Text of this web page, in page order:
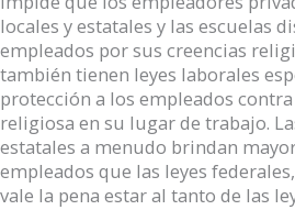
locales y estatales y las escuelas
empleados por sus creencias
también tienen leyes laborales
protección a los empleados
religiosa en su lugar de trabajo.
estatales a menudo brindan
empleados que las leyes
vale la pena estar al tanto de las